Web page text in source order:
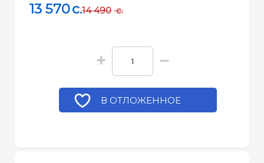
13 570c.14 490 c.
+ −
В ОТЛОЖЕННОЕ